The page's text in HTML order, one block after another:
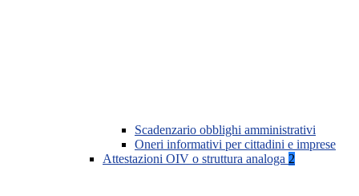
Scadenzario obblighi amministrativi
Oneri informativi per cittadini e imprese
Attestazioni OIV o struttura analoga 2